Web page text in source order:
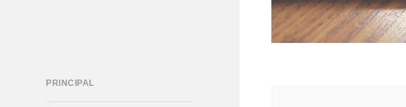
PRINCIPAL